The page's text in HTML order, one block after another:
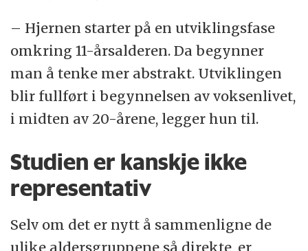
– Hjernen starter på en utviklingsfase
omkring 11-årsalderen. Da begynner
man å tenke mer abstrakt. Utviklingen
blir fullført i begynnelsen av voksenlivet,
i midten av 20-årene, legger hun til.
Studien er kanskje ikke
representativ
Selv om det er nytt å sammenligne de
ulike aldersgruppene så direkte, er